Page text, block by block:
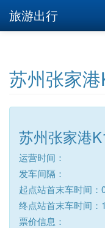
旅游出行
苏州张家
苏州张家港
运营时间：
发车间隔：
起点站首末车时间：
终点站首末车时间：
票价信息：